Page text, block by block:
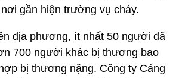
gần hiện trường vụ cháy.
địa phương, ít nhất 50 người đã
700 người khác bị thương bao
bị thương nặng. Công ty Cảng